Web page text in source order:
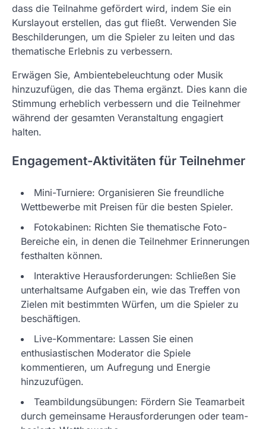
dass die Teilnahme gefördert wird, indem Sie ein
Kurslayout erstellen, das gut fließt. Verwenden Sie
Beschilderungen, um die Spieler zu leiten und das
thematische Erlebnis zu verbessern.
Erwägen Sie, Ambientebeleuchtung oder Musik
hinzuzufügen, die das Thema ergänzt. Dies kann die
Stimmung erheblich verbessern und die Teilnehmer
während der gesamten Veranstaltung engagiert
halten.
Engagement-Aktivitäten für Teilnehmer
Mini-Turniere: Organisieren Sie freundliche
Wettbewerbe mit Preisen für die besten Spieler.
Fotokabinen: Richten Sie thematische Foto-
Bereiche ein, in denen die Teilnehmer Erinnerungen
festhalten können.
Interaktive Herausforderungen: Schließen Sie
unterhaltsame Aufgaben ein, wie das Treffen von
Zielen mit bestimmten Würfen, um die Spieler zu
beschäftigen.
Live-Kommentare: Lassen Sie einen
enthusiastischen Moderator die Spiele
kommentieren, um Aufregung und Energie
hinzuzufügen.
Teambildungsübungen: Fördern Sie Teamarbeit
durch gemeinsame Herausforderungen oder team-